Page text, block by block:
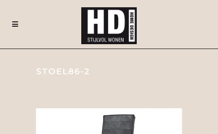
STOEL86-2